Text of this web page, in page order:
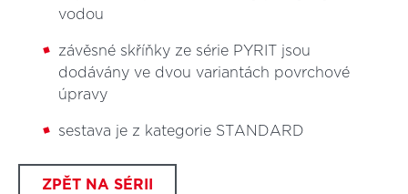
vodou
závěsné skříňky ze série PYRIT jsou
dodávány ve dvou variantách povrchové
úpravy
sestava je z kategorie STANDARD
ZPĚT NA SÉRII